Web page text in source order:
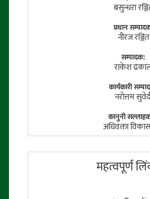
बसुन्धरा
प्रधान
नीरज रञ्जित
सम्पादक:
राकेश
कार्यकारी
नराेत्तम
कानुनी
अधिवक्ता
तेजेन्द्र श्रेष्ठ
महत्वपूर्ण